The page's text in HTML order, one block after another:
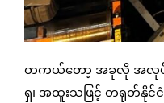
တကယ်တော့ အခုလို အလုပ်သမ
ရှ၊ အထူးသဖြင့် တရုတ်နိုင်